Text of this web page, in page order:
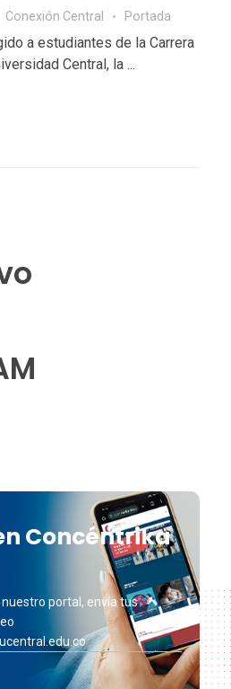
Conexión Central Portada
a estudiantes de la Carrera
Central, la ...
Concéntrika
portal, envía tus